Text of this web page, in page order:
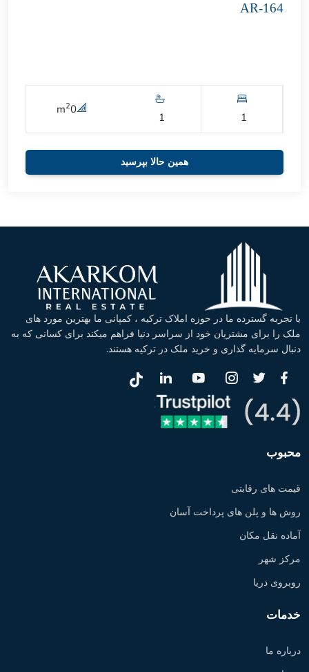
AR-164
1
1
0
m2
همین حالا بپرسید
با تجربه گسترده ما در حوزه املاک ترکیه ، کمپانی ما بهترین مورد های
ملک را برای مشتریان خود از سراسر دنیا فراهم میکند برای کسانی که به
دنبال سرمایه گذاری و خرید ملک در ترکیه هستند.
محبوب
قیمت های رقابتی
روش ها و پلن های پرداخت آسان
آماده نقل مکان
مرکز شهر
روبروی دریا
خدمات
درباره ما